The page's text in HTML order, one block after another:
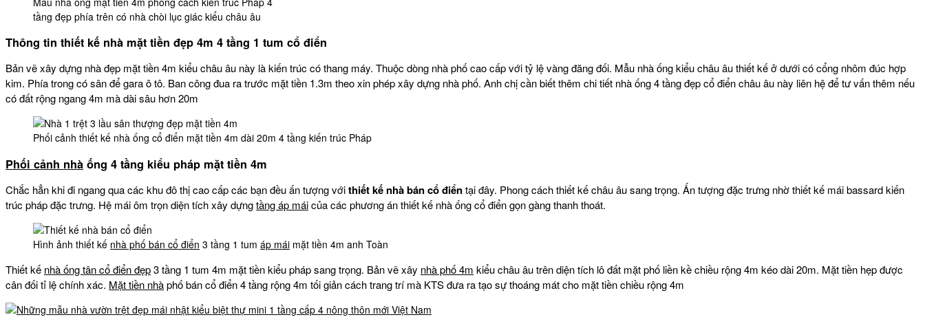
tầng đẹp phía trên có nhà chòi lục giác kiểu châu âu
Thông tin thiết kế nhà mặt tiền đẹp 4m 4 tầng 1 tum cổ điển
Bản vẽ xây dựng nhà đẹp mặt tiền 4m kiểu châu âu này là kiến trúc có thang máy. Thuộc dòng nhà phố cao cấp với tỷ lệ vàng đăng đối. Mẫu nhà ống kiểu châu âu thiết kế ở dưới có cổng nhôm đúc hợp
kim. Phía trong có sân để gara ô tô. Ban công đua ra trước mặt tiền 1.3m theo xin phép xây dựng nhà phố. Anh chị cần biết thêm chi tiết nhà ống 4 tầng đẹp cổ điển châu âu này liên hệ để tư vấn thêm nếu
có đất rộng ngang 4m mà dài sâu hơn 20m
Phối cảnh thiết kế nhà ống cổ điển mặt tiền 4m dài 20m 4 tầng kiến trúc Pháp
Phối cảnh nhà ống 4 tầng kiểu pháp mặt tiền 4m
Chắc hẳn khi đi ngang qua các khu đô thị cao cấp các bạn đều ấn tượng vớithiết kế nhà bán cổ điểntại đây. Phong cách thiết kế châu âu sang trọng. Ấn tượng đặc trưng nhờ thiết kế mái bassard kiến
trúc pháp đặc trưng. Hệ mái ôm trọn diện tích xây dựngtầng áp máicủa các phương án thiết kế nhà ống cổ điển gọn gàng thanh thoát.
Hình ảnh thiết kế nhà phố bán cổ điển 3 tầng 1 tum áp mái mặt tiền 4m anh Toàn
Thiết kế nhà ống tân cổ điển đẹp3 tầng 1 tum 4m mặt tiền kiểu pháp sang trọng. Bản vẽ xây nhà phố 4m kiểu châu âu trên diện tích lô đất mặt phố liền kề chiều rộng 4m kéo dài 20m. Mặt tiền hẹp được
cân đối tỉ lệ chính xác. Mặt tiền nhàphố bán cổ điển 4 tầng rộng 4m tối giản cách trang trí mà KTS đưa ra tạo sự thoáng mát cho mặt tiền chiều rộng 4m